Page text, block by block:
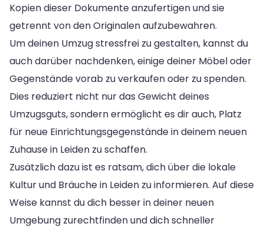
Kopien dieser Dokumente anzufertigen und sie
getrennt von den Originalen aufzubewahren.
Um deinen Umzug stressfrei zu gestalten, kannst du
auch darüber nachdenken, einige deiner Möbel oder
Gegenstände vorab zu verkaufen oder zu spenden.
Dies reduziert nicht nur das Gewicht deines
Umzugsguts, sondern ermöglicht es dir auch, Platz
für neue Einrichtungsgegenstände in deinem neuen
Zuhause in Leiden zu schaffen.
Zusätzlich dazu ist es ratsam, dich über die lokale
Kultur und Bräuche in Leiden zu informieren. Auf diese
Weise kannst du dich besser in deiner neuen
Umgebung zurechtfinden und dich schneller